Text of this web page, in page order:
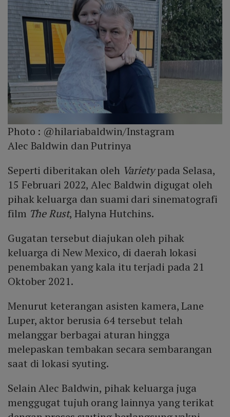
Photo : @hilariabaldwin/Instagram
Alec Baldwin dan Putrinya
Seperti diberitakan oleh Varietypada Selasa,
15 Februari 2022, Alec Baldwin digugat oleh
pihak keluarga dan suami dari sinematografi
film The Rust, Halyna Hutchins.
Gugatan tersebut diajukan oleh pihak
keluarga di New Mexico, di daerah lokasi
penembakan yang kala itu terjadi pada 21
Oktober 2021.
Menurut keterangan asisten kamera, Lane
Luper, aktor berusia 64 tersebut telah
melanggar berbagai aturan hingga
melepaskan tembakan secara sembarangan
saat di lokasi syuting.
Selain Alec Baldwin, pihak keluarga juga
menggugat tujuh orang lainnya yang terikat